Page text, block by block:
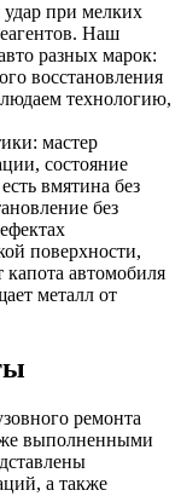
удар при мелких
Наш
разных марок:
восстановления
технологию,
мастер
состояние
вмятина без
без
поверхности,
автомобиля
металл от
ремонта
выполненными
а также